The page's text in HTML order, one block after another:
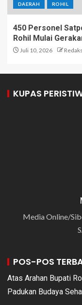
DAERAH ROHIL
450 Personel
Rohil Mulai
Juli 10, 2026
KUPAS
Media Online/
POS-POS
Atas Arahan Bupati
Padukan Budaya